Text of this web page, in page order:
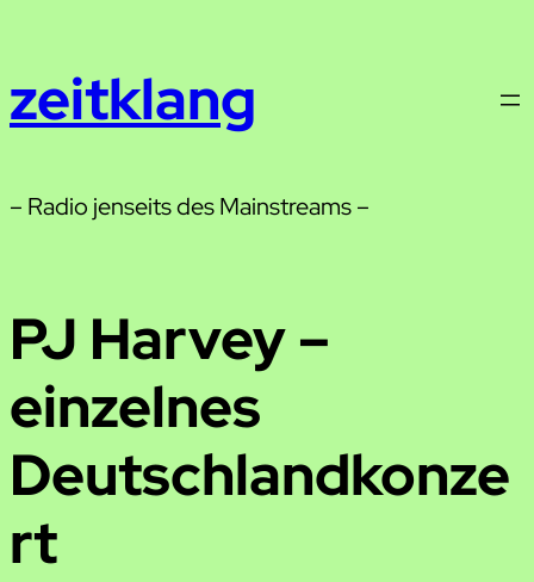
springen
zeitklang
– Radio jenseits des Mainstreams –
PJ Harvey –
einzelnes
Deutschlandkonze
rt